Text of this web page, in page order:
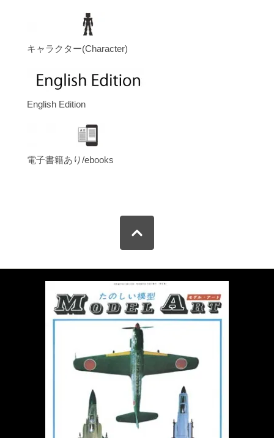
キャラクター(Character)
English Edition
電子書籍あり/ebooks